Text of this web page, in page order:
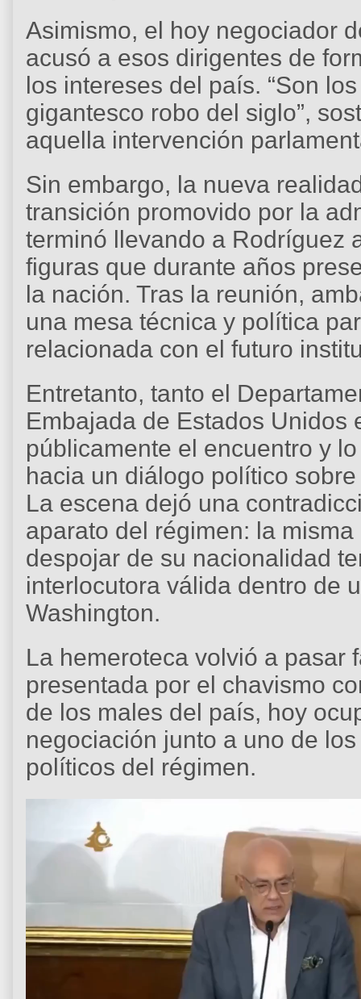
Asimismo, el hoy negociador
acusó a esos dirigentes de
los intereses del país. “Son
gigantesco robo del siglo”,
aquella intervención
Sin embargo, la nueva
transición promovido por la
terminó llevando a Rodríguez
figuras que durante años
la nación. Tras la reunión,
una mesa técnica y política
relacionada con el futuro
Entretanto, tanto el
Embajada de Estados Unidos
públicamente el encuentro y
hacia un diálogo político
La escena dejó una
aparato del régimen: la
despojar de su nacionalidad
interlocutora válida dentro de
Washington.
La hemeroteca volvió a pasar
presentada por el chavismo
de los males del país, hoy
negociación junto a uno de
políticos del régimen.
c
o
r